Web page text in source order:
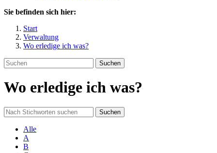
Sie befinden sich hier:
Start
Verwaltung
Wo erledige ich was?
Suchen
Wo erledige ich was?
Suchen
Alle
A
B